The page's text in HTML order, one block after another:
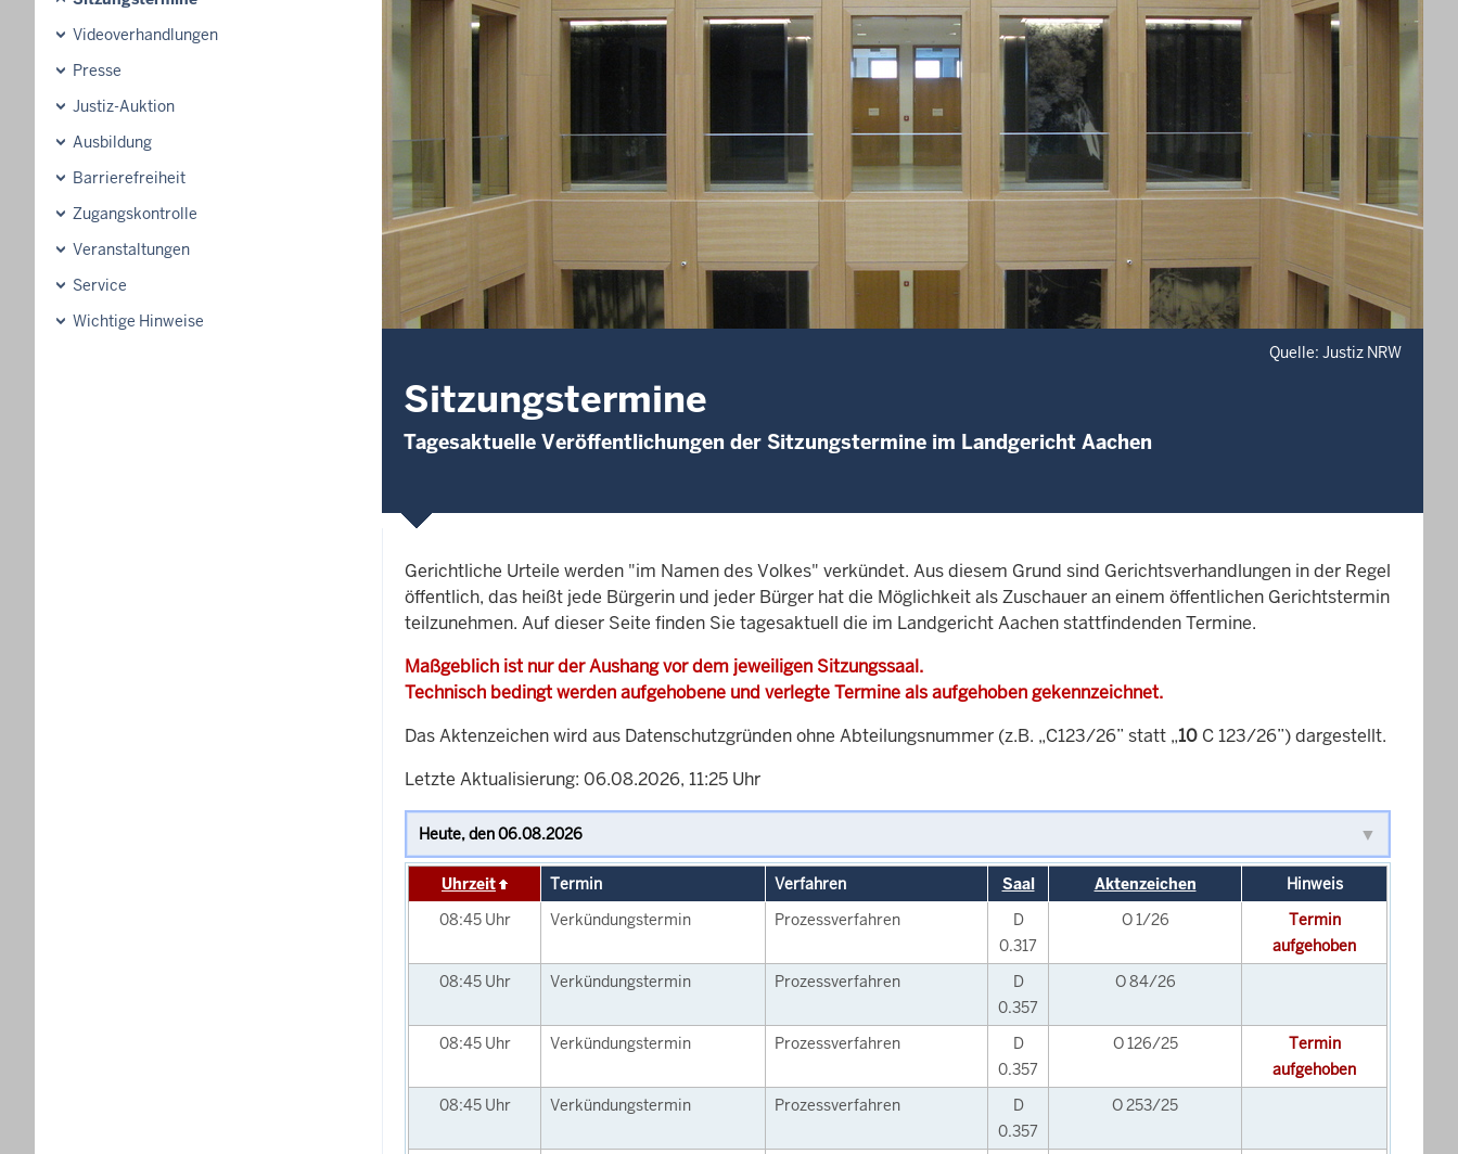
Videoverhandlungen
Presse
Justiz-Auktion
Ausbildung
Barrierefreiheit
Zugangskontrolle
Veranstaltungen
Service
Wichtige Hinweise
Quelle: Justiz NRW
Sitzungstermine
Tagesaktuelle Veröffentlichungen der Sitzungstermine im Landgericht Aachen
Gerichtliche Urteile werden "im Namen des Volkes" verkündet. Aus diesem Grund sind Gerichtsverhandlungen in der Regel
öffentlich, das heißt jede Bürgerin und jeder Bürger hat die Möglichkeit als Zuschauer an einem öffentlichen Gerichtstermin
teilzunehmen. Auf dieser Seite finden Sie tagesaktuell die im Landgericht Aachen stattfindenden Termine.
Maßgeblich ist nur der Aushang vor dem jeweiligen Sitzungssaal.
Technisch bedingt werden aufgehobene und verlegte Termine als aufgehoben gekennzeichnet.
Das Aktenzeichen wird aus Datenschutzgründen ohne Abteilungsnummer (z.B. „C123/26” statt „10 C 123/26”) dargestellt.
Letzte Aktualisierung: 06.08.2026, 11:25 Uhr
Uhrzeit Termin Verfahren Saal Aktenzeichen
Hinweis
08:45 Uhr Verkündungstermin Prozessverfahren
D
0.317
O 1/26
Termin
aufgehoben
08:45 Uhr Verkündungstermin Prozessverfahren
D
0.357
O 84/26
08:45 Uhr Verkündungstermin Prozessverfahren
D
0.357
O 126/25
Termin
aufgehoben
08:45 Uhr Verkündungstermin Prozessverfahren
D
0.357
O 253/25